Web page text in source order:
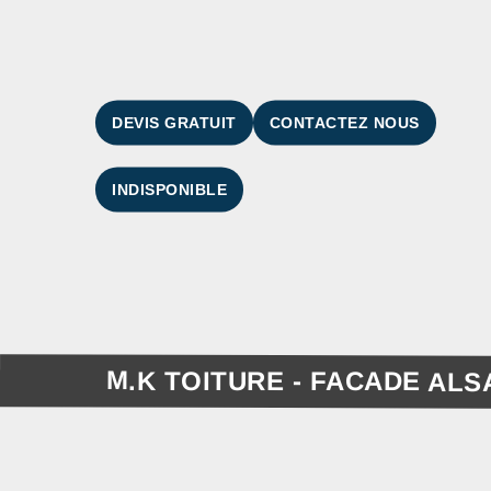
DEVIS GRATUIT CONTACTEZ NOUS
INDISPONIBLE
M.K TOITURE - FACADE